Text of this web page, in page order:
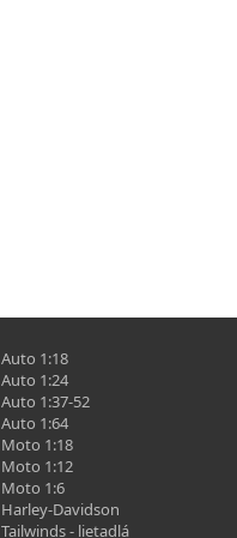
Auto 1:18
Auto 1:24
Auto 1:37-52
Auto 1:64
Moto 1:18
Moto 1:12
Moto 1:6
Harley-Davidson
Tailwinds - lietadlá